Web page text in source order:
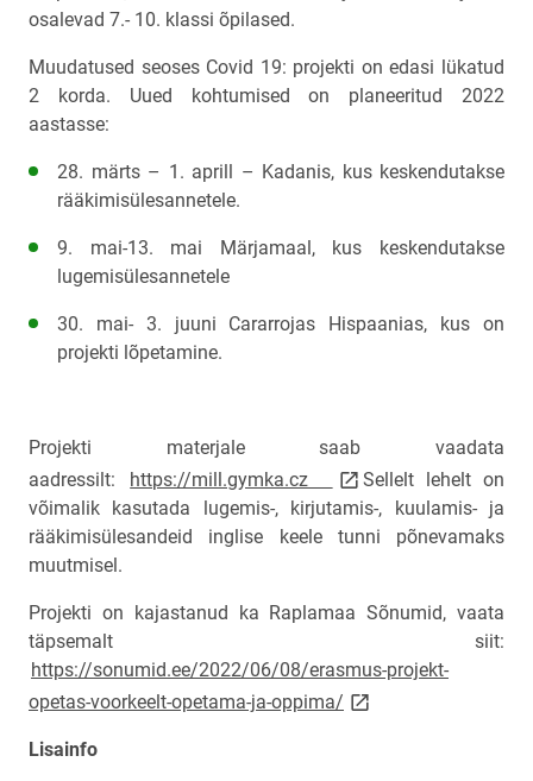
osalevad 7.- 10. klassi õpilased.
Muudatused seoses Covid 19: projekti on edasi lükatud
2 korda. Uued kohtumised on planeeritud 2022
aastasse:
28. märts – 1. aprill – Kadanis, kus keskendutakse
rääkimisülesannetele.
9. mai-13. mai Märjamaal, kus keskendutakse
lugemisülesannetele
30. mai- 3. juuni Cararrojas Hispaanias, kus on
projekti lõpetamine.
Projekti materjale saab vaadata
aadressilt:
https://mill.gymka.cz link opens on new page
Sellelt lehelt on
võimalik kasutada lugemis-, kirjutamis-, kuulamis- ja
rääkimisülesandeid inglise keele tunni põnevamaks
muutmisel.
Projekti on kajastanud ka Raplamaa Sõnumid, vaata
täpsemalt siit:
https://sonumid.ee/2022/06/08/erasmus-projekt-
opetas-voorkeelt-opetama-ja-oppima/ link opens on new
Lisainfo